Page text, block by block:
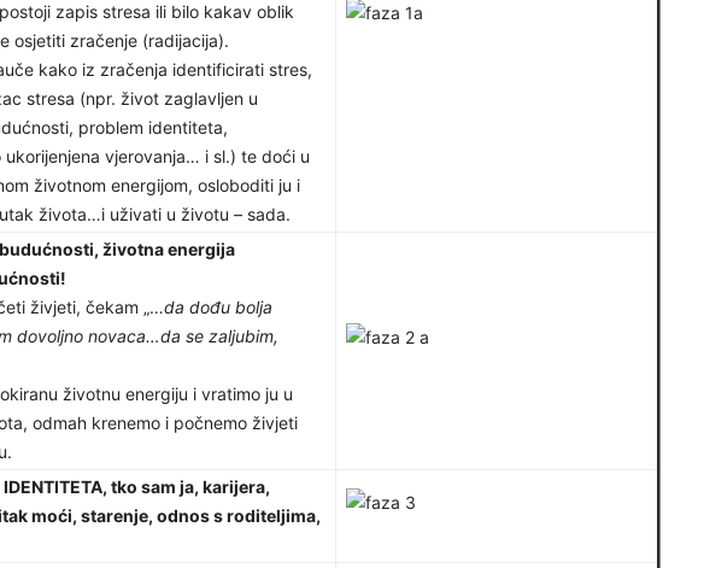
zapis stresa ili bilo kakav oblik
osjetiti zračenje (radijacija).
kako iz zračenja identificirati stres,
stresa (npr. život zaglavljen u
problem identiteta,
vjerovanja… i sl.) te doći u
životnom energijom, osloboditi ju i
života…i uživati u životu – sada.
budućnosti, životna energija
živjeti, čekam „…da dođu bolja
dovoljno novaca…da se zaljubim,
životnu energiju i vratimo ju u
odmah krenemo i počnemo živjeti
IDENTITETA, tko sam ja, karijera,
moći, starenje, odnos s roditeljima,